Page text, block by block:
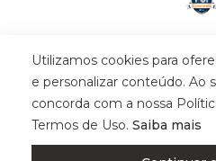
© 2025 Trinys Indústria e Comércio
| CNPJ: 59.907.634/0001-75 |
Califórnia - Osvaldo Cruz -
Utilizamos cookies para
e personalizar conteúdo. Ao
concorda com a nossa
Termos de Uso. Saiba mais